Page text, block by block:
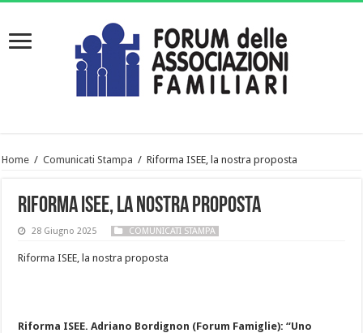
Home / Comunicati Stampa / Riforma ISEE, la nostra proposta
Riforma ISEE, la nostra proposta
28 Giugno 2025 COMUNICATI STAMPA
Riforma ISEE, la nostra proposta
Riforma ISEE. Adriano Bordignon (Forum Famiglie): “Uno